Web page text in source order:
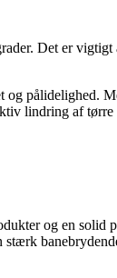
Det er
pålidelighed.
lindring af tørre
og en solid